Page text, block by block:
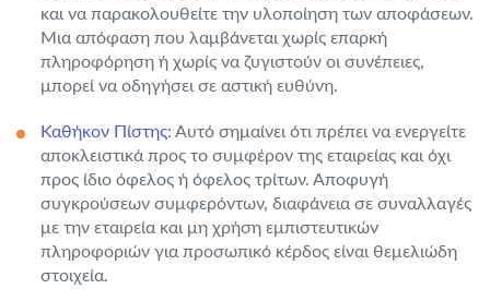
και να παρακολουθείτε την υλοποίηση των αποφάσεων.
Μια απόφαση που λαμβάνεται χωρίς επαρκή
πληροφόρηση ή χωρίς να ζυγιστούν οι συνέπειες,
μπορεί να οδηγήσει σε αστική ευθύνη.
Καθήκον Πίστης: Αυτό σημαίνει ότι πρέπει να ενεργείτε
αποκλειστικά προς το συμφέρον της εταιρείας και όχι
προς ίδιο όφελος ή όφελος τρίτων. Αποφυγή
συγκρούσεων συμφερόντων, διαφάνεια σε συναλλαγές
με την εταιρεία και μη χρήση εμπιστευτικών
πληροφοριών για προσωπικό κέρδος είναι θεμελιώδη
στοιχεία.